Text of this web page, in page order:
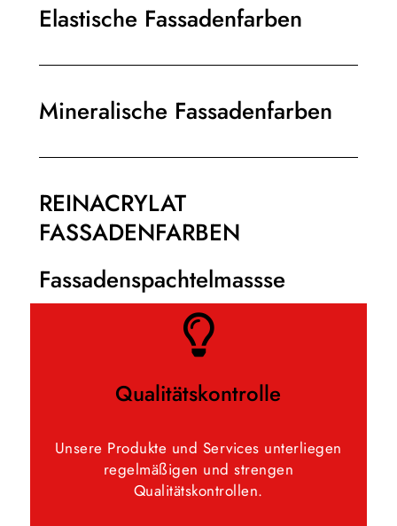
Elastische Fassadenfarben
Mineralische Fassadenfarben
REINACRYLAT
FASSADENFARBEN
Fassadenspachtelmassse
Qualitätskontrolle
Unsere Produkte und Services unterliegen
regelmäßigen und strengen
Qualitätskontrollen.